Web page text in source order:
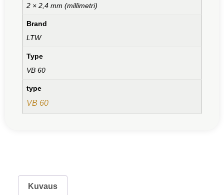
2 × 2,4 mm (millimetri)
Brand
LTW
Type
VB 60
type
VB 60
Kuvaus